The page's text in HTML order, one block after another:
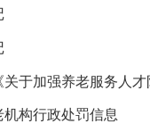
于加强养老服务人才
构行政处罚信息